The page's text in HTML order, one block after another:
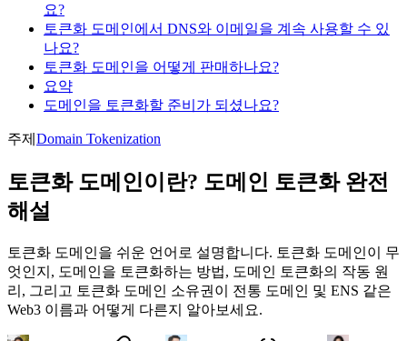
요?
토큰화 도메인에서 DNS와 이메일을 계속 사용할 수 있
나요?
토큰화 도메인을 어떻게 판매하나요?
요약
도메인을 토큰화할 준비가 되셨나요?
주제 Domain Tokenization
토큰화 도메인이란? 도메인 토큰화 완전
해설
토큰화 도메인을 쉬운 언어로 설명합니다. 토큰화 도메인이 무
엇인지, 도메인을 토큰화하는 방법, 도메인 토큰화의 작동 원
리, 그리고 토큰화 도메인 소유권이 전통 도메인 및 ENS 같은
Web3 이름과 어떻게 다른지 알아보세요.